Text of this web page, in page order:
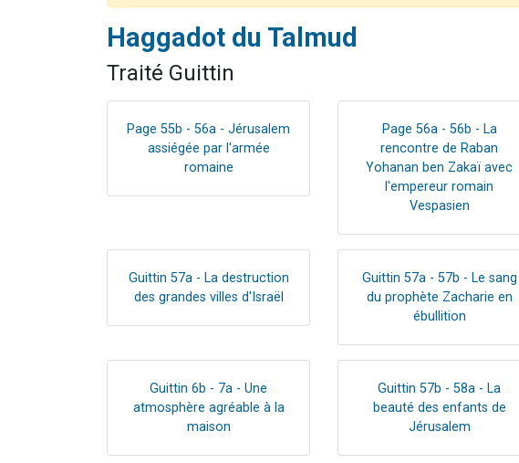
Haggadot du Talmud
Traité Guittin
Page 55b - 56a - Jérusalem
assiégée par l'armée
romaine
Page 56a - 56b - La
rencontre de Raban
Yohanan ben Zakaï avec
l'empereur romain
Vespasien
Guittin 57a - La destruction
des grandes villes d'Israël
Guittin 57a - 57b - Le sang
du prophète Zacharie en
ébullition
Guittin 6b - 7a - Une
atmosphère agréable à la
maison
Guittin 57b - 58a - La
beauté des enfants de
Jérusalem